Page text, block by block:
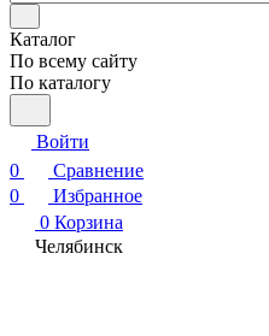
Каталог
По всему сайту
По каталогу
Войти
0
Сравнение
0
Избранное
0 Корзина
Челябинск